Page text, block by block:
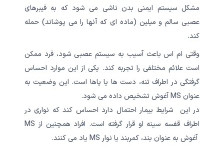
مشکل سیستم ایمنی بدن ناشی می شود که به فیبرهای
عصبی سالم و میلین (ماده ای که آنها را می پوشاند) حمله
کند.
وقتی ام اس باعث آسیب به سیستم عصبی شود، فرد ممکن
است علائم مختلفی را تجربه کند. یکی از این موارد احساس
گرفتگی در اطراف تنه، دست ها یا پاها است. این وضعیت به
عنوان MS آغوش تشخیص داده می شود.
در این شرایط بیمار احتمال دارد احساس کند که نواری در
اطراف قفسه سینه او قرار گرفته است. افراد همچنین از MS
آغوش به عنوان بند، کمربند یا نوار MS یاد می کنند.